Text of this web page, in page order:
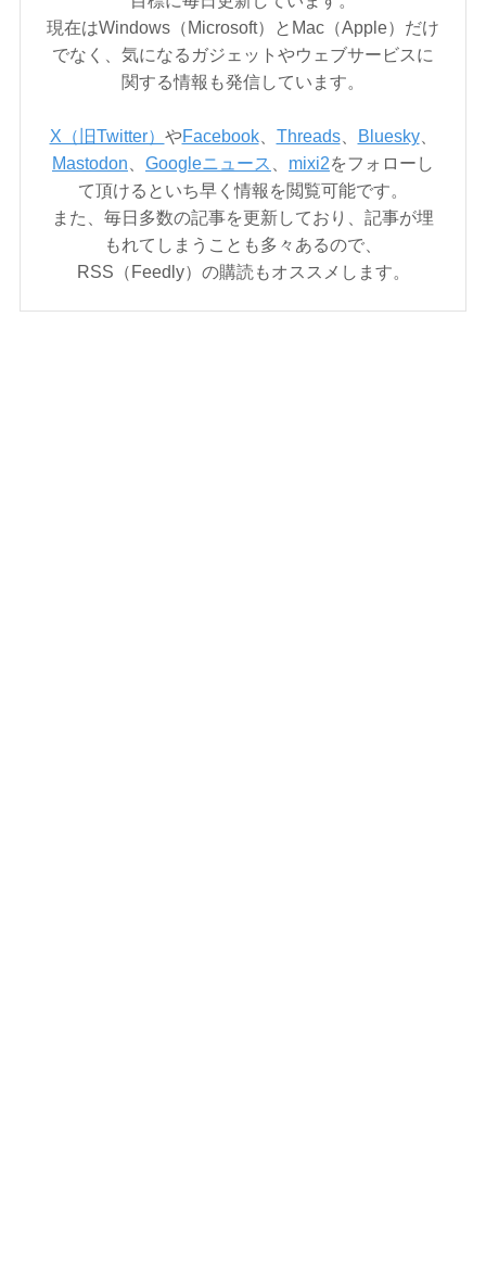
現在はWindows（Microsoft）とMac（Apple）だけ
でなく、気になるガジェットやウェブサービスに
関する情報も発信しています。
X（旧Twitter） やFacebook、 Threads、 Bluesky、
Mastodon
Googleニュース mixi2をフォローし
て頂けるといち早く情報を閲覧可能です。
また、毎日多数の記事を更新しており、記事が埋
もれてしまうことも多々あるので、
RSS（Feedly）の購読もオススメします。